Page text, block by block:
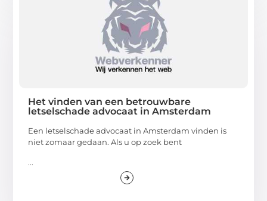
Het vinden van een betrouwbare
letselschade advocaat in Amsterdam
Een letselschade advocaat in Amsterdam vinden is
niet zomaar gedaan. Als u op zoek bent
...